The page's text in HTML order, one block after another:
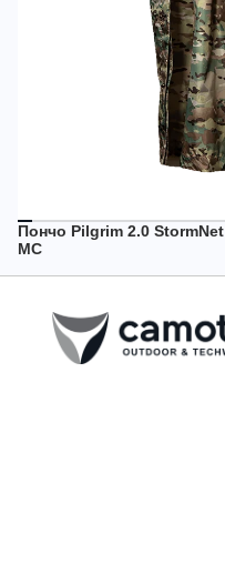
НЕМАЄ В НАЯВНОСТІ
Пончо Pilgrim 2.0 StormNet
MC